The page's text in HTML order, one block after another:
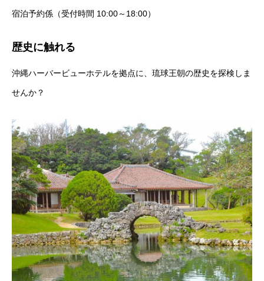
宿泊予約係（受付時間 10:00～18:00）
歴史に触れる
沖縄ハーバービューホテルを拠点に、琉球王朝の歴史を探検しま
せんか？